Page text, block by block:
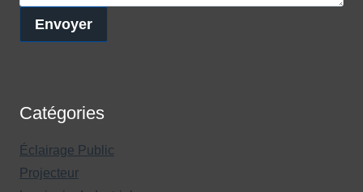
Envoyer
Catégories
Éclairage Public
Projecteur